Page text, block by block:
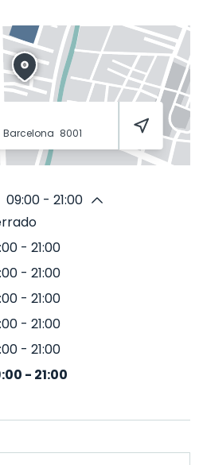
Barcelona 8001
09:00 - 21:00
- 21:00
- 21:00
- 21:00
- 21:00
- 21:00
- 21:00